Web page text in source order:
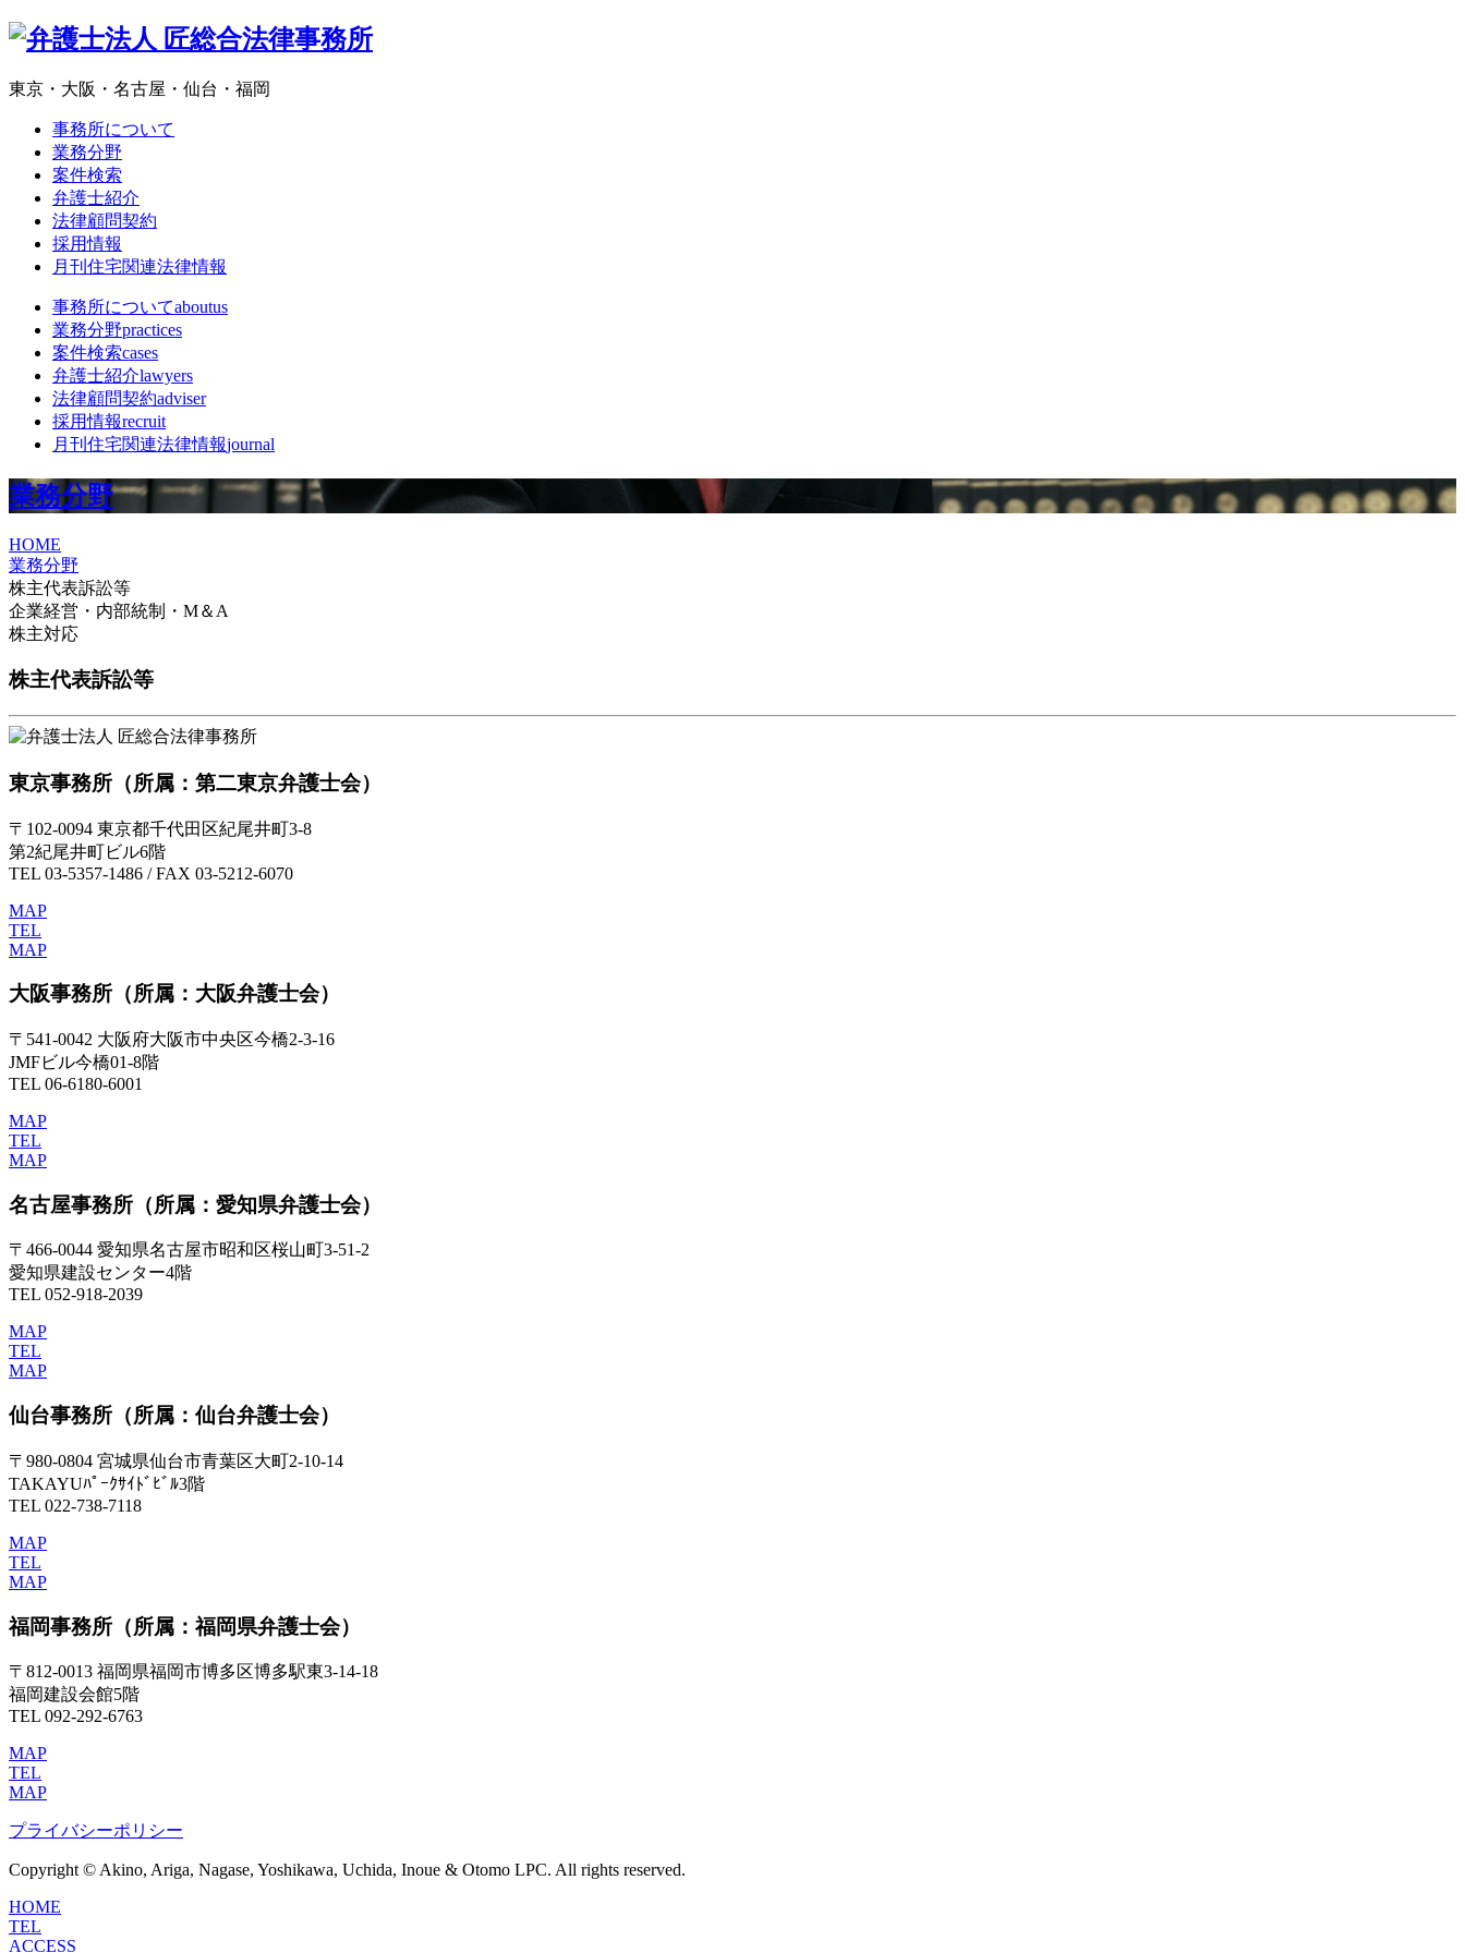
東京・大阪・名古屋・仙台・福岡
事務所について
業務分野
案件検索
弁護士紹介
法律顧問契約
採用情報
月刊住宅関連法律情報
事務所についてaboutus
業務分野practices
案件検索cases
弁護士紹介lawyers
法律顧問契約adviser
採用情報recruit
月刊住宅関連法律情報journal
業務分野
HOME
業務分野
株主代表訴訟等
企業経営・内部統制・M＆A
株主対応
株主代表訴訟等
東京事務所 （所属：第二東京弁護士会）
〒102-0094 東京都千代田区紀尾井町3-8
第2紀尾井町ビル6階
TEL 03-5357-1486 / FAX 03-5212-6070
MAP
TEL
MAP
大阪事務所 （所属：大阪弁護士会）
〒541-0042 大阪府大阪市中央区今橋2-3-16
JMFビル今橋01-8階
TEL 06-6180-6001
MAP
TEL
MAP
名古屋事務所 （所属：愛知県弁護士会）
〒466-0044 愛知県名古屋市昭和区桜山町3-51-2
愛知県建設センター4階
TEL 052-918-2039
MAP
TEL
MAP
仙台事務所 （所属：仙台弁護士会）
〒980-0804 宮城県仙台市青葉区大町2-10-14
TAKAYUﾊﾟｰｸｻｲﾄﾞﾋﾞﾙ3階
TEL 022-738-7118
MAP
TEL
MAP
福岡事務所 （所属：福岡県弁護士会）
〒812-0013 福岡県福岡市博多区博多駅東3-14-18
福岡建設会館5階
TEL 092-292-6763
MAP
TEL
MAP
プライバシーポリシー
Copyright © Akino, Ariga, Nagase, Yoshikawa, Uchida, Inoue & Otomo LPC. All rights reserved.
HOME
TEL
ACCESS